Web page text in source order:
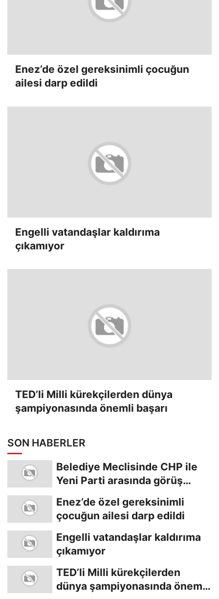
Enez’de özel gereksinimli çocuğun
ailesi darp edildi
Engelli vatandaşlar kaldırıma
çıkamıyor
TED’li Milli kürekçilerden dünya
şampiyonasında önemli başarı
SON HABERLER
Belediye Meclisinde CHP ile
Yeni Parti arasında görüş
Enez’de özel gereksinimli
çocuğun ailesi darp edildi
Engelli vatandaşlar kaldırıma
çıkamıyor
TED’li Milli kürekçilerden
dünya şampiyonasında önemli